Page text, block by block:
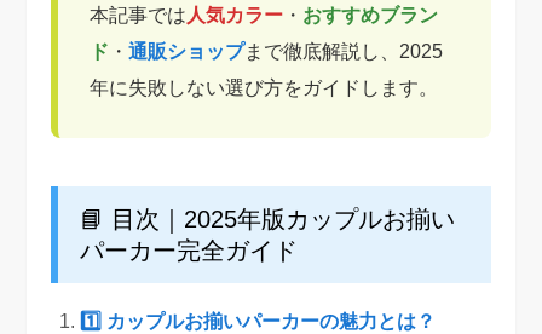
本記事では 人気カラー ・ おすすめブラン
ド ・通販ショップまで徹底解説し、2025
年に失敗しない選び方をガイドします。
📘 目次｜2025年版カップルお揃い
パーカー完全ガイド
1️⃣ カップルお揃いパーカーの魅力とは？